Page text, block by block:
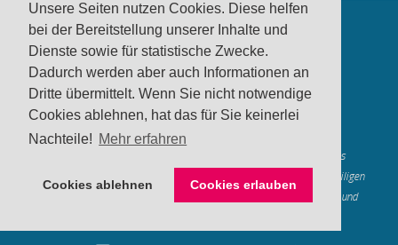
Unsere Seiten nutzen Cookies. Diese helfen
bei der Bereitstellung unserer Inhalte und
Dienste sowie für statistische Zwecke.
Dadurch werden aber auch Informationen an
Dritte übermittelt. Wenn Sie nicht notwendige
Cookies ablehnen, hat das für Sie keinerlei
Nachteile! Mehr erfahren
Cookies ablehnen Cookies erlauben
produktwarnung.eu- 2007-2026
Made in Gerstetten |Medienzentrum Gerstetten
Alle genannten Marken, Warenzeichen und Logos innerhalb dieses
Medienangebotes sind durch die Marken- und Urheberechte der jeweiligen
Rechteinhaber geschützt, und dienen lediglich der Berichterstattung und